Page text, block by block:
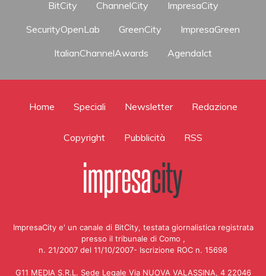
BitCity ChannelCity
ImpresaCity
SecurityOpenLab
GreenCity
ImpresaGreen
ItalianChannelAwards
AgendaIct
Home Speciali Newsletter Redazione
Copyright Pubblicità RSS
ImpresaCity e' un canale di BitCity, testata giornalistica registrata
presso il tribunale di Como ,
n. 21/2007 del 11/10/2007- Iscrizione ROC n. 15698
G11 MEDIA S.R.L. Sede Legale Via NUOVA VALASSINA, 4 22046